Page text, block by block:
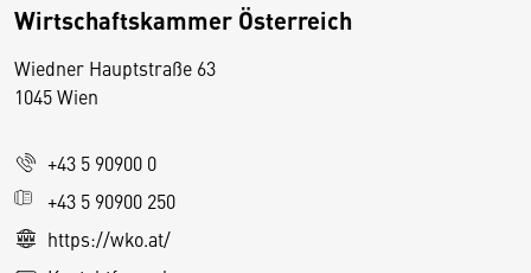
Wirtschaftskammer Österreich
Wiedner Hauptstraße 63
1045 Wien
+43 5 90900 0
+43 5 90900 250
https://wko.at/
D
s
e
S
e